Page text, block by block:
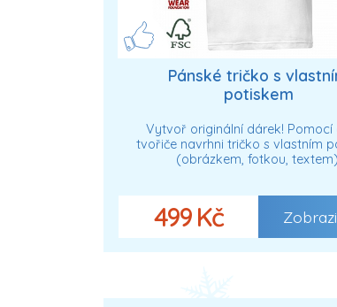
Pánské tričko s
potiskem
Vytvoř originální dárek! Pomocí
tvořiče navrhni tričko s vlastním
(obrázkem, fotkou,
499 Kč